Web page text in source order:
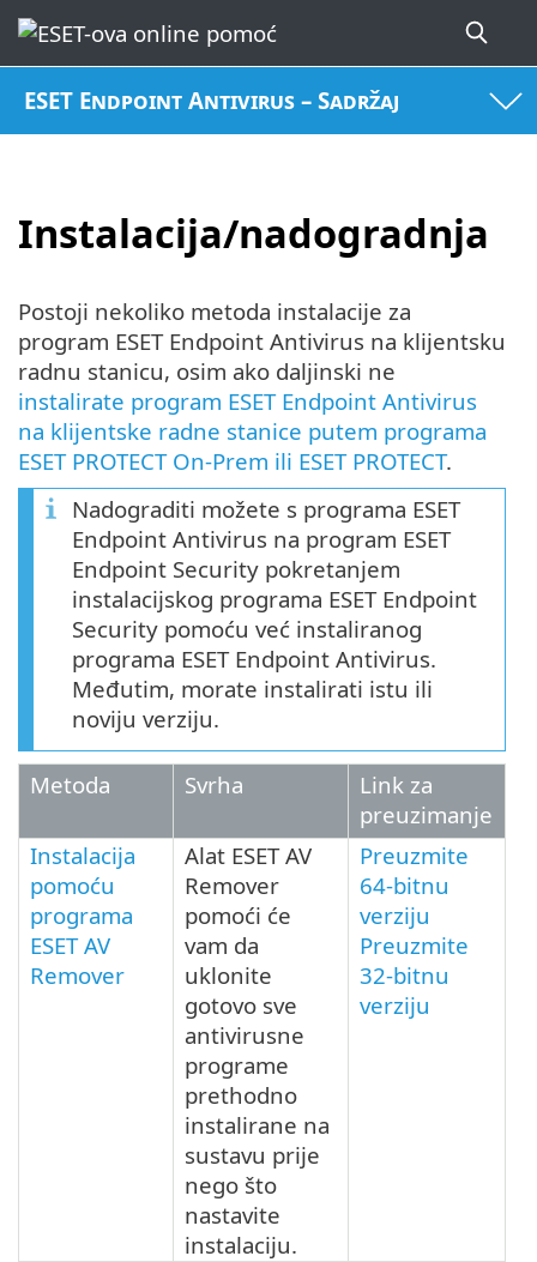
ESET Endpoint Antivirus – Sadržaj
Instalacija/nadogradnja
Postoji nekoliko metoda instalacije za
program ESET Endpoint Antivirus na klijentsku
radnu stanicu, osim ako daljinski ne
instalirate program ESET Endpoint Antivirus
na klijentske radne stanice putem programa
ESET PROTECT On-Prem ili ESET PROTECT.
Nadograditi možete s programa ESET
Endpoint Antivirus na program ESET
Endpoint Security pokretanjem
instalacijskog programa ESET Endpoint
Security pomoću već instaliranog
programa ESET Endpoint Antivirus.
Međutim, morate instalirati istu ili
noviju verziju.
Metoda Svrha
Link za
preuzimanje
Instalacija
pomoću
programa
ESET AV
Remover
Alat ESET AV
Remover
pomoći će
vam da
uklonite
gotovo sve
antivirusne
programe
prethodno
instalirane na
sustavu prije
nego što
nastavite
instalaciju.
Preuzmite
64-bitnu
verziju
Preuzmite
32-bitnu
verziju